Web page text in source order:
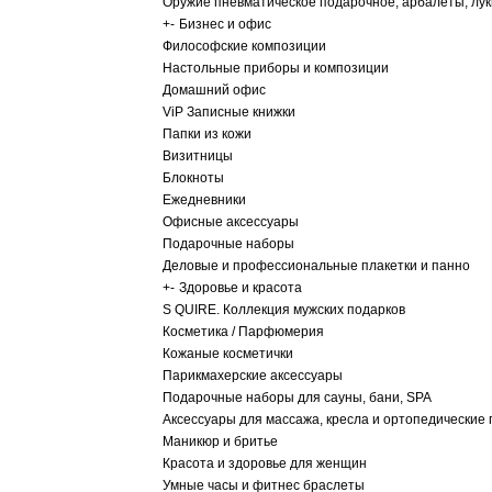
+- Бизнес и офис
Философские композиции
Настольные приборы и композиции
Домашний офис
ViP Записные книжки
Папки из кожи
Визитницы
Блокноты
Ежедневники
Офисные аксессуары
Подарочные наборы
Деловые и профессиональные плакетки и панно
+- Здоровье и красота
S QUIRE. Коллекция мужских подарков
Косметика / Парфюмерия
Кожаные косметички
Парикмахерские аксессуары
Подарочные наборы для сауны, бани, SPA
Аксессуары для массажа, кресла и ортопедические
Маникюр и бритье
Красота и здоровье для женщин
Умные часы и фитнес браслеты